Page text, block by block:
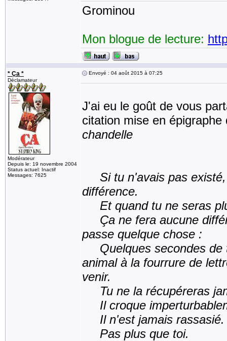
Grominou
Mon blogue de lecture:
* Ça *
Déclamateur
Modérateur
Depuis le: 19 novembre 2004
Status actuel: Inactif
Messages: 7625
Envoyé : 04 août 2015 à 07:25
J'ai eu le goût de vous
citation mise en
chandelle
Si tu n'avais pas
différence.
Et quand tu ne seras
Ça ne fera aucune
passe quelque chose :
Quelques secondes de
animal à la fourrure de
venir.
Tu ne la récupéreras
Il croque
Il n'est jamais rassasié.
Pas plus que toi.